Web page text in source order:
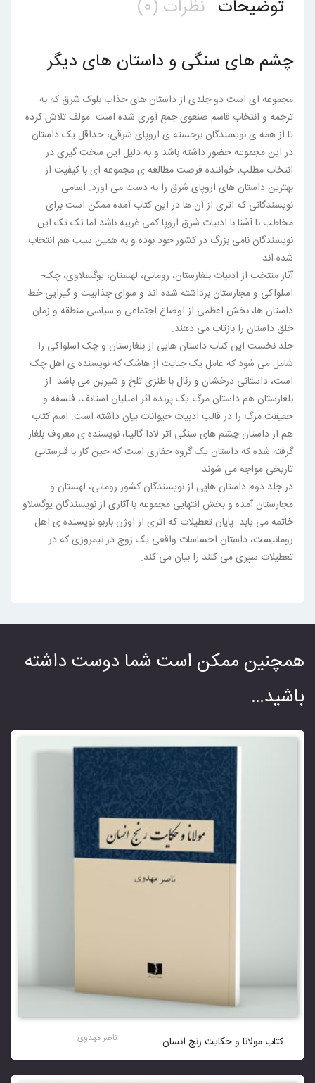
توضیحات نظرات (0)
چشم های سنگی و داستان های دیگر
مجموعه ای است دو جلدی از داستان های جذاب بلوک شرق که به
ترجمه و انتخاب قاسم صنعوی جمع آوری شده است. مولف تلاش کرده
تا از همه ی نویسندگان برجسته ی اروپای شرقی، حداقل یک داستان
در این مجموعه حضور داشته باشد و به دلیل این سخت گیری در
انتخاب مطلب، خواننده فرصت مطالعه ی مجموعه ای با کیفیت از
بهترین داستان های اروپای شرق را به دست می اورد. اسامی
نویسندگانی که اثری از آن ها در این کتاب آمده ممکن است برای
مخاطب نا آشنا با ادبیات شرق اروپا کمی غریبه باشد اما تک تک این
نویسندگان نامی بزرگ در کشور خود بوده و به همین سبب هم انتخاب
شده اند.
آثار منتخب از ادبیات بلغارستان، رومانی، لهستان، یوگسلاوی، چک-
اسلواکی و مجارستان برداشته شده اند و سوای جذابیت و گیرایی خط
داستان ها، بخش اعظمی از اوضاع اجتماعی و سیاسی منطقه و زمان
خلق داستان را بازتاب می دهند.
جلد نخست این کتاب داستان هایی از بلغارستان و چک-اسلواکی را
شامل می شود که عامل یک جنایت از هاشک که نویسنده ی اهل چک
است، داستانی درخشان و رئال با طنزی تلخ و شیرین می باشد. از
بلغارستان هم داستان مرگ یک پرنده اثر امیلیان استانف، فلسفه و
حقیقت مرگ را در قالب ادبیات حیوانات بیان داشته است. اسم کتاب
هم از داستان چشم های سنگی اثر لادا گالینا، نویسنده ی معروف بلغار
گرفته شده که داستان یک گروه حفاری است که حین کار با قبرستانی
تاریخی مواجه می شوند.
در جلد دوم داستان هایی از نویسندگان کشور رومانی، لهستان و
مجارستان آمده و بخش انتهایی مجموعه با آثاری از نویسندگان یوگسلاو
خاتمه می یابد. پایان تعطیلات که اثری از اوژن باربو نویسنده ی اهل
رومانیست، داستان احساسات واقعی یک زوج در نیمروزی که در
تعطیلات سپری می کنند را بیان می کند.
همچنین ممکن است شما دوست داشته
باشید…
کتاب مولانا و حکایت رنج انسان ناصر مهدوی